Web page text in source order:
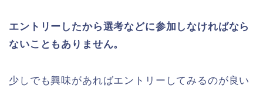
エントリーしたから選考などに参加しなければなら
ないこともありません。
少しでも興味があればエントリーしてみるのが良い